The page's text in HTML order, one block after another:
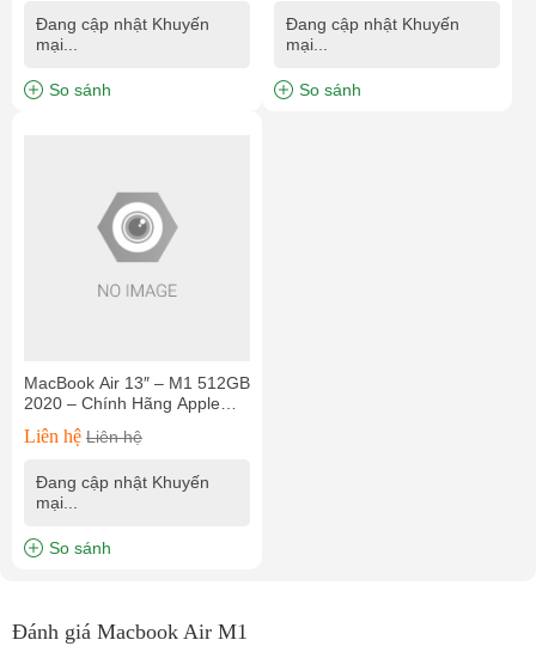
Đang cập nhật Khuyến
mại...
So sánh
Đang cập nhật Khuyến
mại...
So sánh
MacBook Air 13″ – M1 512GB
2020 – Chính Hãng Apple
Liên hệ Liên hệ
Đang cập nhật Khuyến
mại...
So sánh
Đánh giá Macbook Air M1